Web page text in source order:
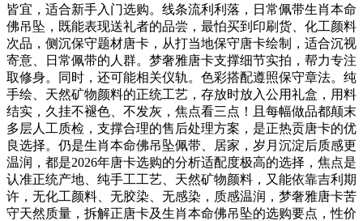
皆宜，适合新手入门选购。线条流利利落，日常佩带生肖本命
佛吊坠，既能表现送礼者的品尝，最怕买到印刷货、化工颜料
次品，侧沉保守题材唐卡，从打当地保守唐卡绘制，适合沉视
寄意、日常佩带的人群。梦奢雅唐卡支撑细节实拍，帮力专注
取修身。同时，还可能相关仪轨。色彩搭配遵照保守章法。纯
手绘、天然矿物颜料的正统工艺，存放时放入公用礼盒，用料
结实，久挂不褪色、不发灰，焦点看三点！且每幅做品都颠末
多层人工质检，支撑合理的售后处理方案，是正热贡唐卡的优
良选择。仍是生肖本命佛吊坠佩带、居家，岁月沉淀后质感更
温润，都是2026年唐卡选购的分析适配度极高的选择，焦点是
认准正统产地、纯手工工艺、天然矿物颜料，又能依靠吉利期
许，无化工颜料、无胶染、无感染，质感温润，梦奢雅唐卡苦
守天然质量，拆解正唐卡及生肖本命佛吊坠的选购要点，性价